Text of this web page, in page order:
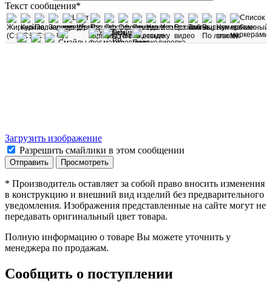
Текст сообщения*
Загрузить изображение
Разрешить смайлики в этом сообщении
* Производитель оставляет за собой право вносить изменения
в конструкцию и внешний вид изделий без предварительного
уведомления. Изображения представленные на сайте могут не
передавать оригинальный цвет товара.
Полную информацию о товаре Вы можете уточнить у
менеджера по продажам.
Сообщить о поступлении